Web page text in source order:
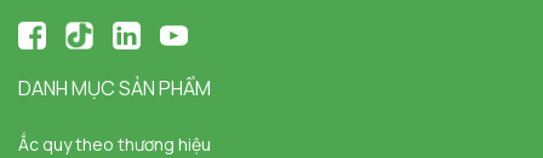
DANH MỤC SẢN PHẨM
Ắc quy theo thương hiệu